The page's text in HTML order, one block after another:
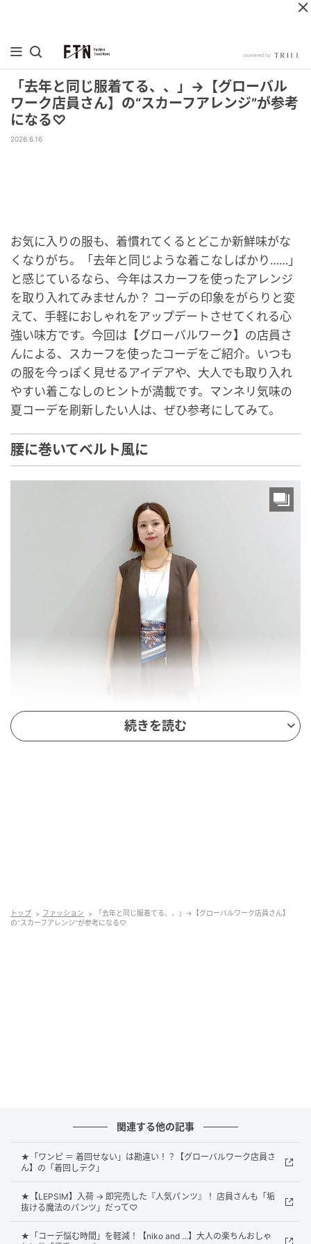
「去年と同じ服着てる、、」→【グローバル
ワーク店員さん】の“スカーフアレンジ”が参考
になる♡
2026.6.16
お気に入りの服も、着慣れてくるとどこか新鮮味がな
くなりがち。「去年と同じような着こなしばかり……」
と感じているなら、今年はスカーフを使ったアレンジ
を取り入れてみませんか？ コーデの印象をがらりと変
えて、手軽におしゃれをアップデートさせてくれる心
強い味方です。今回は【グローバルワーク】の店員さ
んによる、スカーフを使ったコーデをご紹介。いつも
の服を今っぽく見せるアイデアや、大人でも取り入れ
やすい着こなしのヒントが満載です。マンネリ気味の
夏コーデを刷新したい人は、ぜひ参考にしてみて。
腰に巻いてベルト風に
【グローバルワーク】「シルクプリントスカーフ」
¥4,490（税込）
ベアトップ風に巻いたスタイリング
続きを読む
トップ ファッション
「去年と同じ服着てる、、」→【グローバルワーク店員さん】
の“スカーフアレンジ”が参考になる♡
関連する他の記事
★「ワンピ ＝ 着回せない」は勘違い！？【グローバルワーク店員さ
ん】の「着回しテク」
★【LEPSIM】入荷 → 即完売した『人気パンツ』！ 店員さんも「垢
抜ける魔法のパンツ」だって♡
★「コーデ悩む時間」を軽減！【niko and ...】大人の楽ちんおしゃ